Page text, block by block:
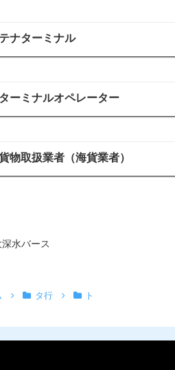
ナターミナル
ーミナルオペレーター
物取扱業者（海貨業者）
深水バース
タ行 ト